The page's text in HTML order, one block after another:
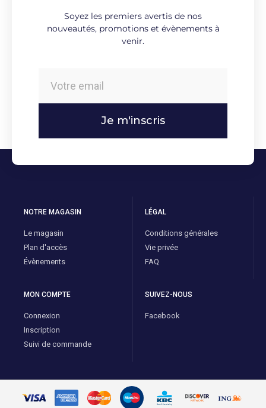
Soyez les premiers avertis de nos
nouveautés, promotions et évènements à
venir.
Je m'inscris
NOTRE MAGASIN
Le magasin
Plan d'accès
Évènements
LÉGAL
Conditions générales
Vie privée
FAQ
MON COMPTE
Connexion
Inscription
Suivi de commande
SUIVEZ-NOUS
Facebook